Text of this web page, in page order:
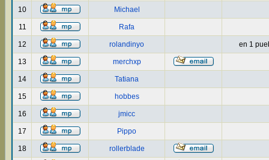
10 Michael
11 Rafa
12 rolandinyo en 1
13 merchxp
14 Tatiana
15 hobbes
16 jmicc
17 Pippo
18 rollerblade